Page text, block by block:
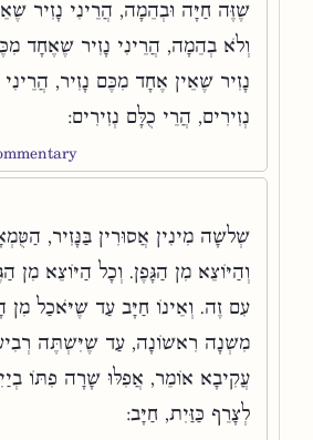
שֶׁזֶּה חַיָּה וּבְהֵמָה, הֲרֵינִי נָזִיר
וְלֹא בְהֵמָה, הֲרֵינִי נָזִיר שֶׁאֶחָד
נָזִיר שֶׁאֵין אֶחָד מִכֶּם נָזִיר,
נְזִירִים, הֲרֵי כֻלָּם נְזִירִים:
שְׁלשָׁה מִינִין אֲסוּרִין בַּנָּזִיר,
וְהַיּוֹצֵא מִן הַגָּפֶן. וְכָל הַיּוֹצֵא מִן
עִם זֶה. וְאֵינוֹ חַיָּב עַד שֶׁיֹּאכַל מִן
מִשְׁנָה רִאשׁוֹנָה, עַד שֶׁיִּשְׁתֶּה
עֲקִיבָא אוֹמֵר, אֲפִלּוּ שָׁרָה פִתּוֹ
לְצָרֵף כַּזַּיִת, חַיָּב: